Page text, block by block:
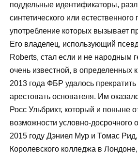
поддельные идентификаторы,
синтетического или
употребление которых вызывает
Его владелец, использующий
Roberts, стал если и не народным
очень известной, в определенных
2013 года ФБР удалось прекратить
арестовать основателя. Им
Росс Ульбрихт, который и поныне
возможности условно-досрочного
2015 году Дэниел Мур и Томас
Королевского колледжа в